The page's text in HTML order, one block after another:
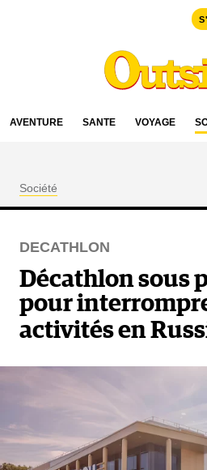
AVENTURE SANTÉ VOYAGE
Société
DECATHLON
Décathlon sous
pour
activités en